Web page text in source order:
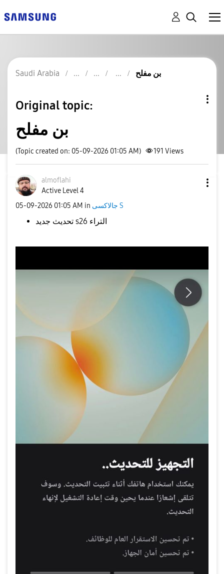
Saudi Arabia بن مفلح
Original topic:
بن مفلح
(Topic created on: 05-09-2026 01:05 AM) 191 Views
almoflahi
Active Level 4
‎05-09-2026 01:05 AM in جالاكسى S
تحديث جديد s26 التراء